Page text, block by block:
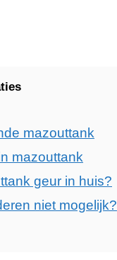
mazouttank
mazouttank
geur in huis?
niet mogelijk?